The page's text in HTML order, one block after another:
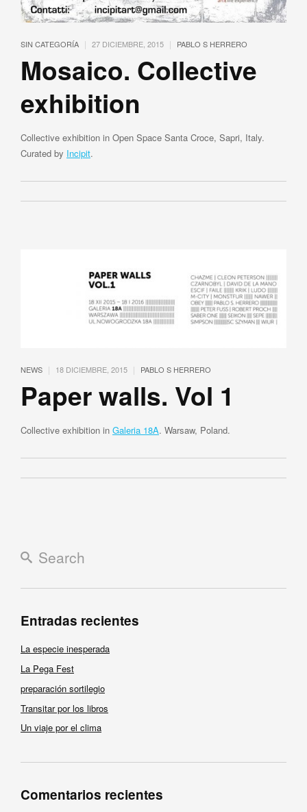
SIN CATEGORÍA | 27 DICIEMBRE, 2015 | PABLO S HERRERO
Mosaico. Collective
exhibition
Collective exhibition in Open Space Santa Croce, Sapri, Italy.
Curated by Incipit.
NEWS | 18 DICIEMBRE, 2015 | PABLO S HERRERO
Paper walls. Vol 1
Collective exhibition in Galeria 18A. Warsaw, Poland.
Entradas recientes
La especie inesperada
La Pega Fest
preparación sortilegio
Transitar por los libros
Un viaje por el clima
Comentarios recientes